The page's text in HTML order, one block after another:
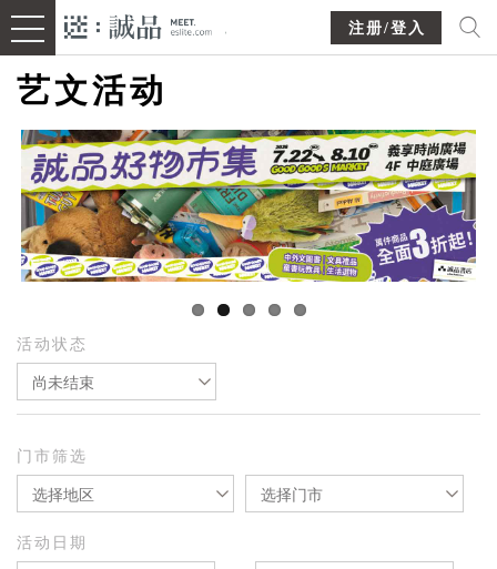
注册/登入
艺文活动
活动状态
尚未结束
门市筛选
选择地区 选择门市
活动日期